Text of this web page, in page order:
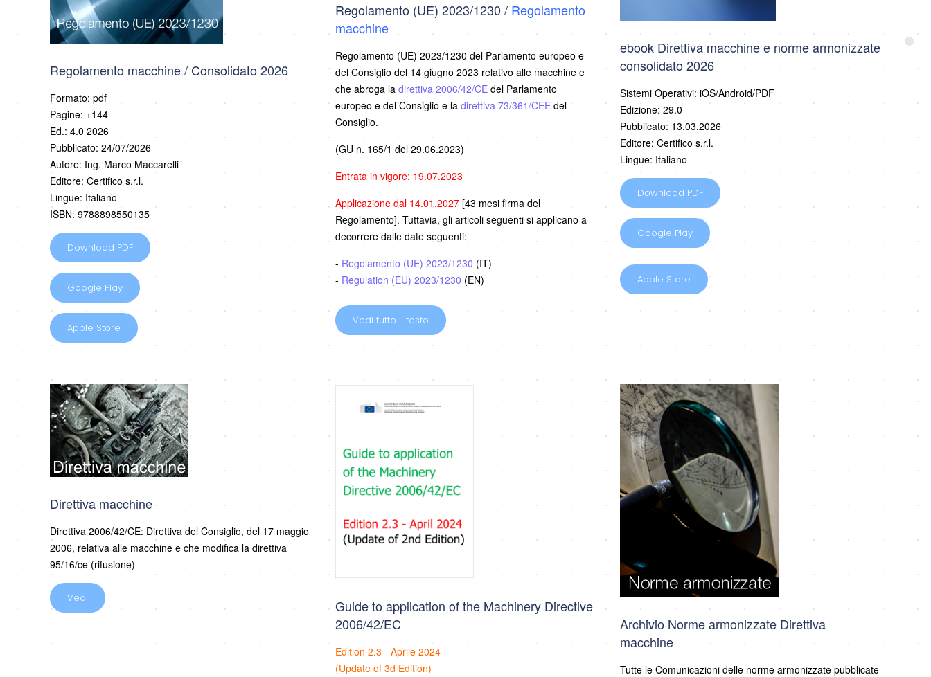
Regolamento macchine / Consolidato 2026
Formato: pdf
Pagine: +144
Ed.: 4.0 2026
Pubblicato: 24/07/2026
Autore: Ing. Marco Maccarelli
Editore: Certifico s.r.l.
Lingue: Italiano
ISBN: 9788898550135
Download PDF
Google Play
Apple Store
Regolamento (UE) 2023/1230 / Regolamento
macchine
Regolamento (UE) 2023/1230 del Parlamento europeo e
del Consiglio del 14 giugno 2023 relativo alle macchine e
che abroga la direttiva 2006/42/CEdel Parlamento
europeo e del Consiglio e la direttiva 73/361/CEEdel
Consiglio.
(GU n. 165/1 del 29.06.2023)
Entrata in vigore: 19.07.2023
Applicazione dal 14.01.2027 [43 mesi firma del
Regolamento]. Tuttavia, gli articoli seguenti si applicano a
decorrere dalle date seguenti:
- Regolamento (UE) 2023/1230 (IT)
- Regulation (EU) 2023/1230 (EN)
Vedi tutto il testo
ebook Direttiva macchine e norme armonizzate
consolidato 2026
Sistemi Operativi: iOS/Android/PDF
Edizione: 29.0
Pubblicato: 13.03.2026
Editore: Certifico s.r.l.
Lingue: Italiano
Download PDF
Google Play
Apple Store
Direttiva macchine
Direttiva 2006/42/CE: Direttiva del Consiglio, del 17 maggio
2006, relativa alle macchine e che modifica la direttiva
95/16/ce (rifusione)
Vedi
Guide to application of the Machinery Directive
2006/42/EC
Edition 2.3 - Aprile 2024
(Update of 3d Edition)
Archivio Norme armonizzate Direttiva
macchine
Tutte le Comunicazioni delle norme armonizzate pubblicate